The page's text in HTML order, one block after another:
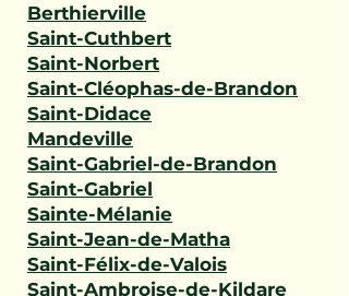
Berthierville
Saint-Cuthbert
Saint-Norbert
Saint-Cléophas-de-Brandon
Saint-Didace
Mandeville
Saint-Gabriel-de-Brandon
Saint-Gabriel
Sainte-Mélanie
Saint-Jean-de-Matha
Saint-Félix-de-Valois
Saint-Ambroise-de-Kildare